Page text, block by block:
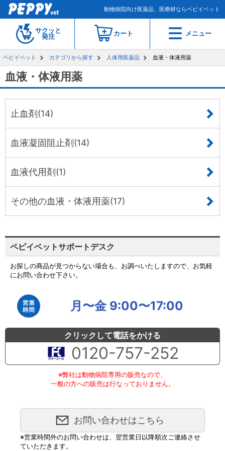
動物病院向け医薬品、医療材ならペピイベット
サクッと
発注
カート メニュー
ペピイベット カテゴリから探す 人体用医薬品 血液・体液用薬
血液・体液用薬
止血剤(14)
血液凝固阻止剤(14)
血液代用剤(1)
その他の血液・体液用薬(17)
ペピイベットサポートデスク
お探しの商品が見つからない場合も、お調べいたしますので、お気軽
にお問い合わせ下さい。
月〜金 9:00〜17:00
クリックして電話をかける
0120-757-252
※弊社は動物病院専用の販売なので、
一般の方への販売は行なっておりません。
お問い合わせはこちら
※営業時間外のお問い合わせは、翌営業日以降順次ご連絡させ
ていただきます。